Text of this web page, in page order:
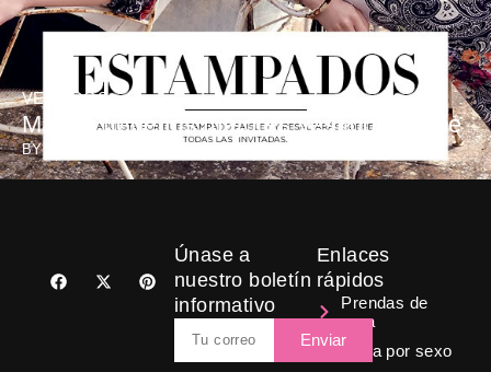
VESTIDOS
Mango tiene los mejores vestidos online
BYMARTA GUTIERREZ
F
a
X
-
P
i
Enlaces
rápidos
Prendas de
ropa
Ropa por sexo
Únase a
nuestro boletín
informativo
Enviar